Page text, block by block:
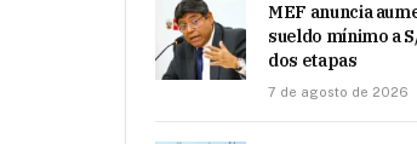
MEF anuncia
sueldo mínimo a
dos etapas
7 de agosto de 2026